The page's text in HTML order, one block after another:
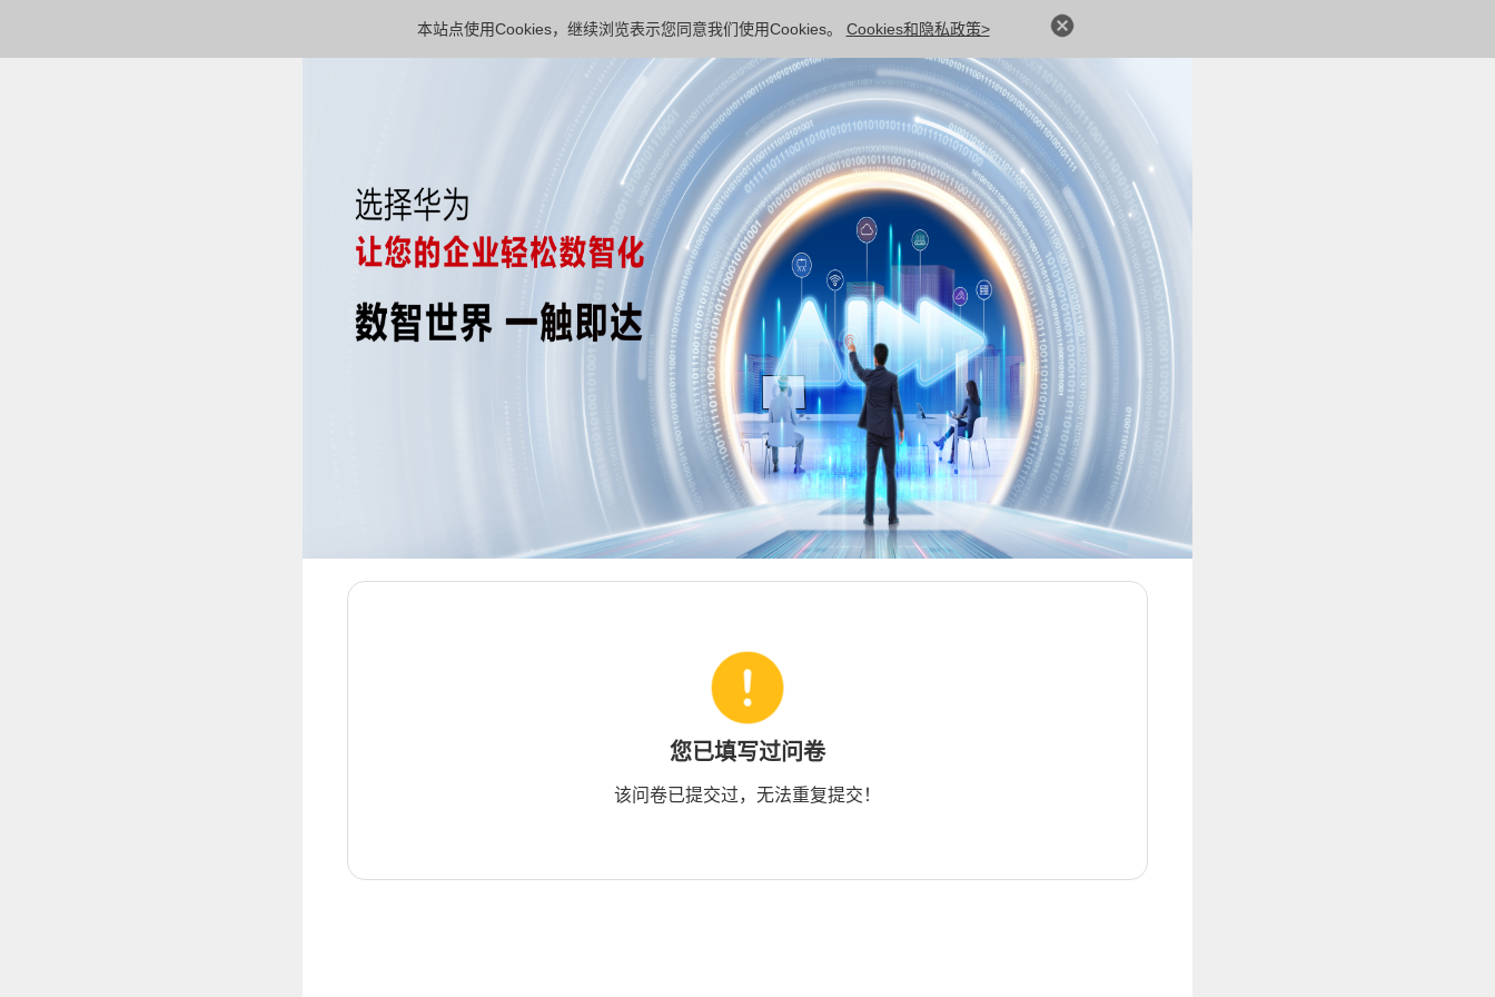
本站点使用Cookies，继续浏览表示您同意我们使用Cookies。 Cookies和隐私政策>
您已填写过问卷
该问卷已提交过，无法重复提交！